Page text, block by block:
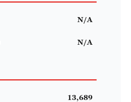
N/A
N/A
13,689